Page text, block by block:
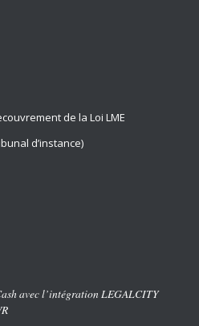
de la Loi LME
d’instance)
avec l’intégration LEGALCITY